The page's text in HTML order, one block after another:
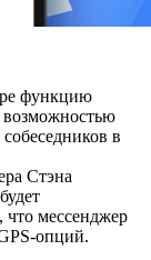
функцию
возможностью
в
Стэна
мессенджер
опций.